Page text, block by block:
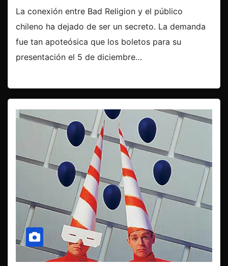
La conexión entre Bad Religion y el público
chileno ha dejado de ser un secreto. La demanda
fue tan apoteósica que los boletos para su
presentación el 5 de diciembre…